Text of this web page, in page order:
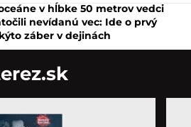
v hĺbke 50 metrov vedci
nevídanú vec: Ide o prvý
záber v dejinách